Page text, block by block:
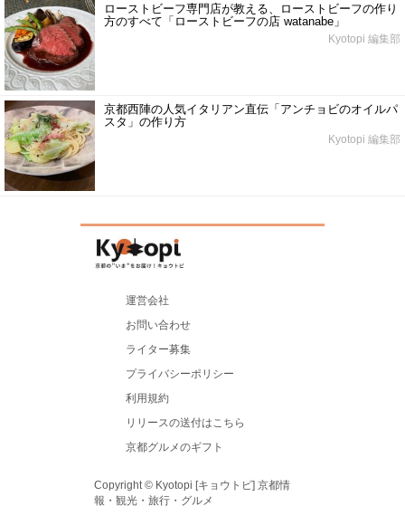
ローストビーフ専門店が教える、ローストビーフの作り
方のすべて「ローストビーフの店 watanabe」
Kyotopi 編集部
京都西陣の人気イタリアン直伝「アンチョビのオイルパ
スタ」の作り方
Kyotopi 編集部
運営会社
お問い合わせ
ライター募集
プライバシーポリシー
利用規約
リリースの送付はこちら
京都グルメのギフト
Copyright © Kyotopi [キョウトピ] 京都情
報・観光・旅行・グルメ